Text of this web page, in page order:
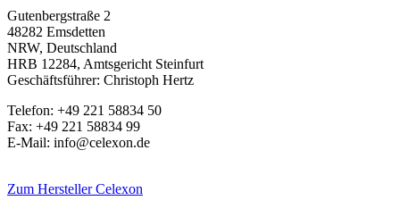
Gutenbergstraße 2
48282 Emsdetten
NRW, Deutschland
HRB 12284, Amtsgericht Steinfurt
Geschäftsführer: Christoph Hertz
Telefon: +49 221 58834 50
Fax: +49 221 58834 99
E-Mail: info@celexon.de
Zum Hersteller Celexon